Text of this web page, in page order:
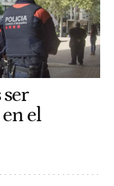
el